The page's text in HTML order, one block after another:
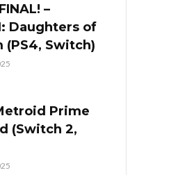
–
Daughters of
(PS4, Switch)
Prime
(Switch 2,